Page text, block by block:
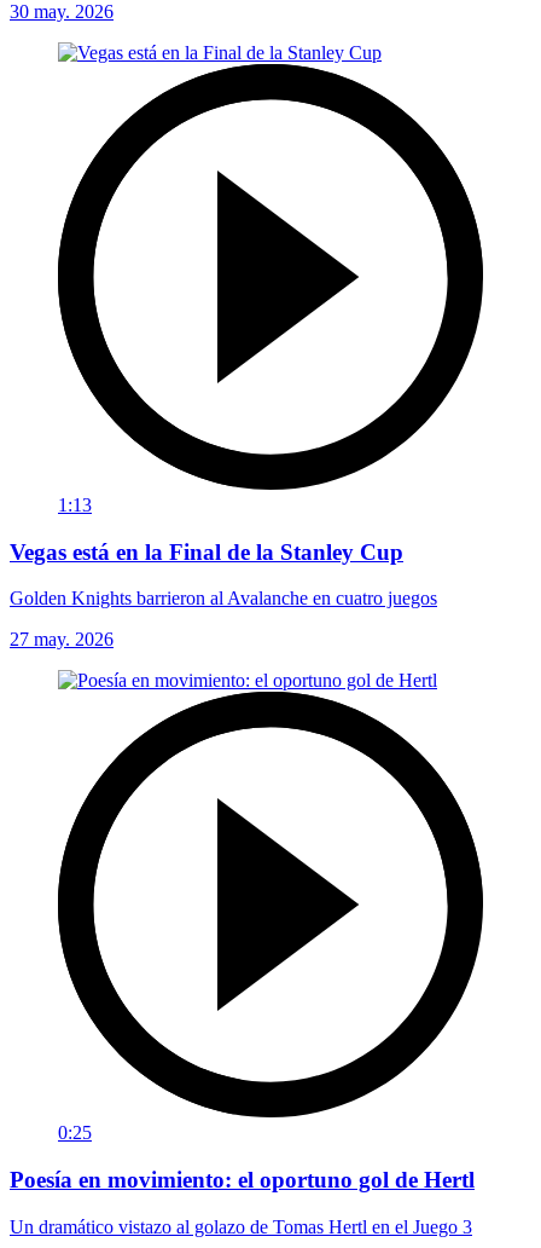
30 may. 2026
1:13
Vegas está en la Final de la Stanley Cup
Golden Knights barrieron al Avalanche en cuatro juegos
27 may. 2026
0:25
Poesía en movimiento: el oportuno gol de Hertl
Un dramático vistazo al golazo de Tomas Hertl en el Juego 3